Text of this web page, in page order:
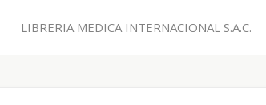
LIBRERIA MEDICA INTERNACIONAL S.A.C.